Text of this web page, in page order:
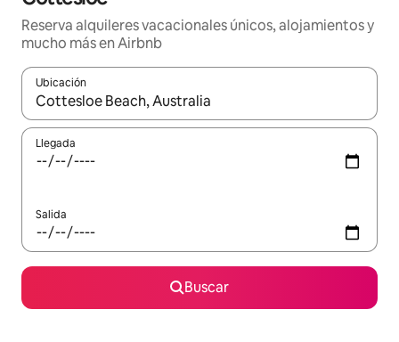
Reserva alquileres vacacionales únicos, alojamientos y
mucho más en Airbnb
Ubicación
Cuando los resultados estén disponibles, navega con las
Llegada
Salida
Buscar